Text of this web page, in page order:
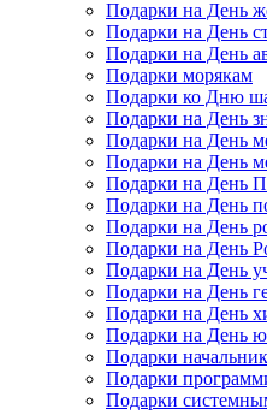
Подарки на День
Подарки на День
Подарки на День
Подарки морякам
Подарки ко Дню
Подарки на День
Подарки на День
Подарки на День
Подарки на День
Подарки на День
Подарки на День
Подарки на День
Подарки на День
Подарки на День
Подарки на День
Подарки на День
Подарки
Подарки
Подарки